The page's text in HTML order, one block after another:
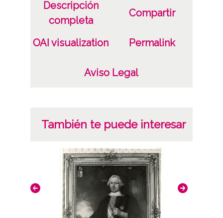
ES.01059.ATHA.DIC.PP.02514-02517
Descripción
completa
Compartir
OAI visualization Permalink
Aviso Legal
También te puede interesar